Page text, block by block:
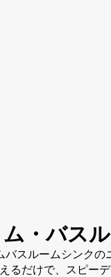
・バス
スルームシンク
るだけで、スピー